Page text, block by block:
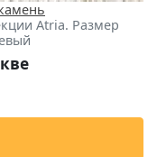
Atria. Размер